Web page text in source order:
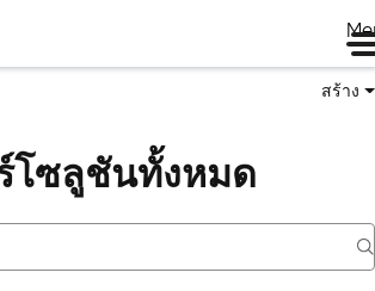
สร้าง
โซลูชันทั้งหมด